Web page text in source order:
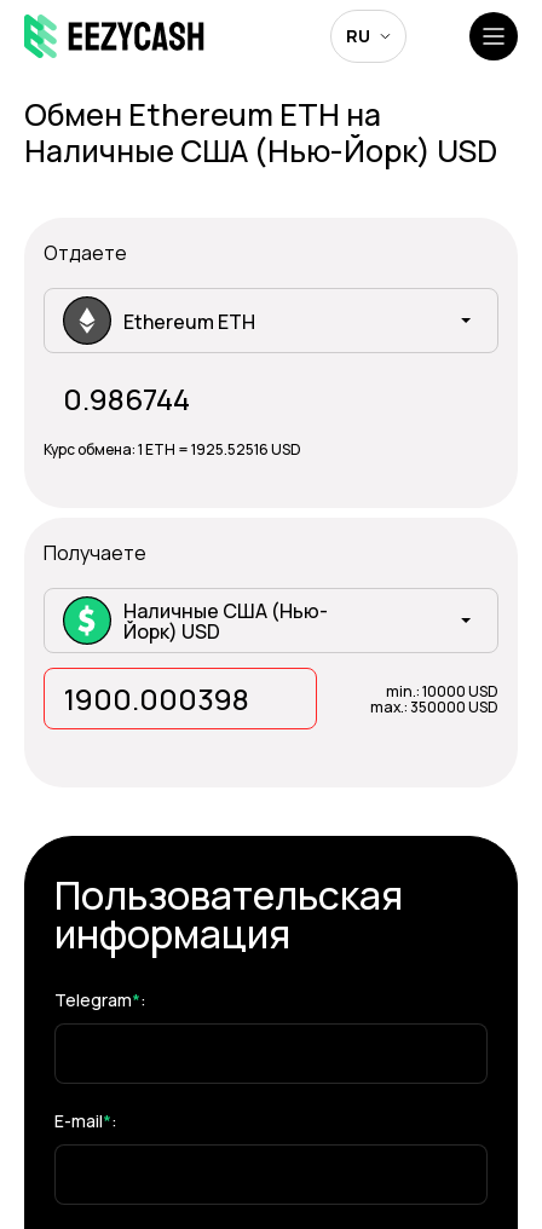
RU
Обмен Ethereum ETH на
Наличные США (Нью-Йорк) USD
Отдаете
Ethereum ETH
Курс обмена:1 ETH = 1925.52516 USD
Получаете
Наличные США (Нью-
Йорк) USD
min.: 10000 USD
max.: 350000 USD
Пользовательская
информация
Telegram*:
E-mail*: